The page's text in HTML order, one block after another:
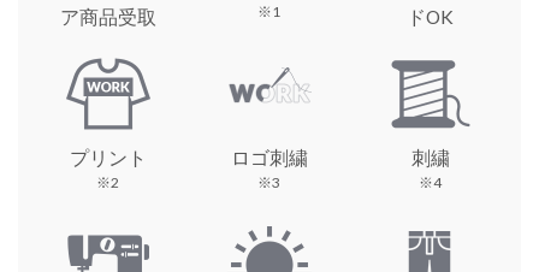
ア商品受取
※1
ドOK
プリント
※2
ロゴ刺繍
※3
刺繍
※4